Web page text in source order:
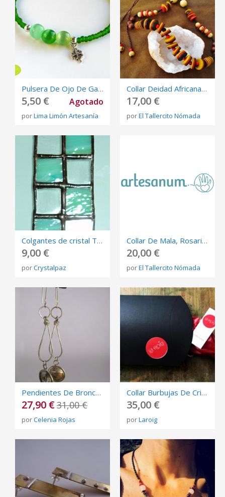
Pulsera De Ojo De Gato Y Trébol
5,50 € Agotado
porLima Limón Artesanía
Collar Deidad Africana Mangala De Semillas, Collar Tribal
17,00 €
porEl Tallercito Nómada
Colgantes de cristal Tíffany. CristalPaz
9,00 €
porCrystalpaz
Collar De Mala, Rosario Budista De 108 Semillas Amazónicas
20,00 €
porEl Tallercito Nómada
Pendientes De Bronce, Plata Esterlina Y Plata Alemana
27,90 €31,00 €
porCelenia Rojas
Collar Burbujas De Cristal Soplado
35,00 €
porLaroig